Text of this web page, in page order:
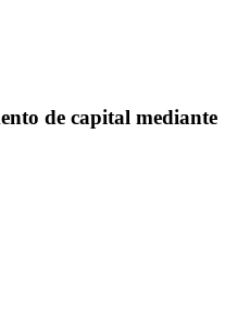
de capital mediante